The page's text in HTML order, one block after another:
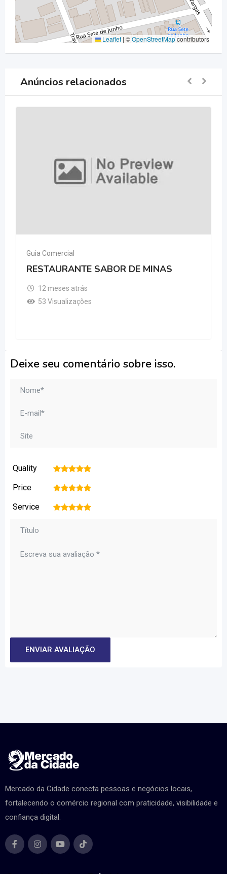
Leaflet | ©OpenStreetMapcontributors
Anúncios relacionados
Guia Comercial
RESTAURANTE SABOR DE MINAS
12 meses atrás
53 Visualizações
Deixe seu comentário sobre isso.
Quality 5
4
3
2
Price 5
4
3
2
Service 5
4
3
2
Mercado da Cidade conecta pessoas e negócios locais,
fortalecendo o comércio regional com praticidade, visibilidade e
confiança digital.